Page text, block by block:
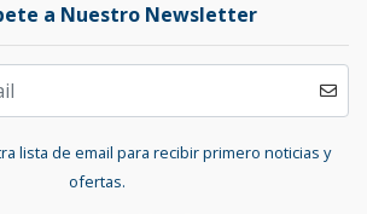
a Nuestro Newsletter
lista de email para recibir primero noticias y
ofertas.